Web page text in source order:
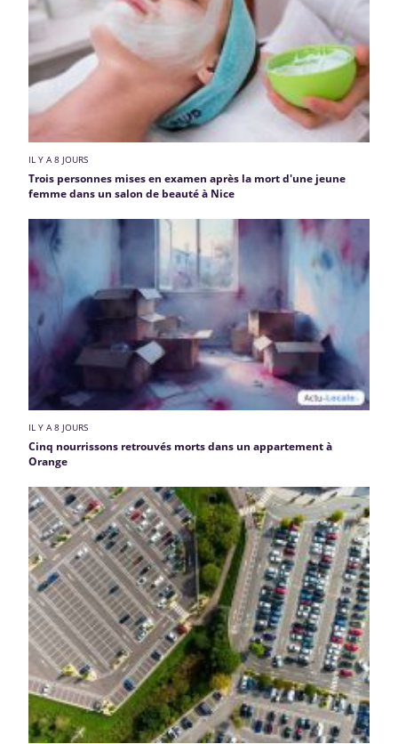
IL Y A 8 JOURS
Trois personnes mises en examen après la mort d'une jeune
femme dans un salon de beauté à Nice
IL Y A 8 JOURS
Cinq nourrissons retrouvés morts dans un appartement à
Orange